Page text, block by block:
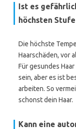
Ist es
höchsten
Die höchste
Haarschäden, vor
Für gesundes
sein, aber es ist
arbeiten. So
schonst dein Haar.
Kann eine